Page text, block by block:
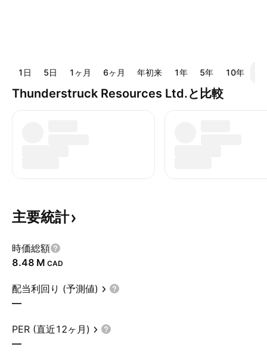
1日 5日 1ヶ月 6ヶ月 年初来 1年 5年 10年
Thunderstruck Resources Ltd.と比較
主要統計
時価総額
‪8.48 M‬ CAD
配当利回り (予測値)
—
PER (直近12ヶ月)
—